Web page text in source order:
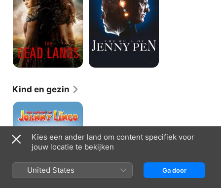
Kind en gezin
The
Legend
Of
Lingo
Kies een ander land om content specifiek voor
jouw locatie te bekijken
United States Ga door